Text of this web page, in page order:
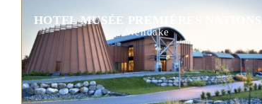
HOTEL MUSÉE PREMIÈRES NATIONS
Wendake